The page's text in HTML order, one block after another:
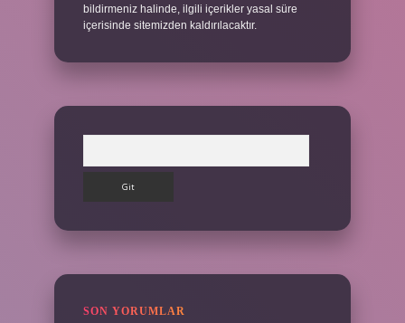
bildirmeniz halinde, ilgili içerikler yasal süre
içerisinde sitemizden kaldırılacaktır.
SON YORUMLAR